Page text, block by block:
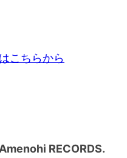
こちらから
RECORDS.